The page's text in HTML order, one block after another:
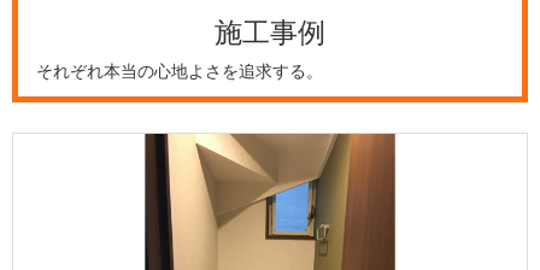
施工事例
それぞれ本当の心地よさを追求する。